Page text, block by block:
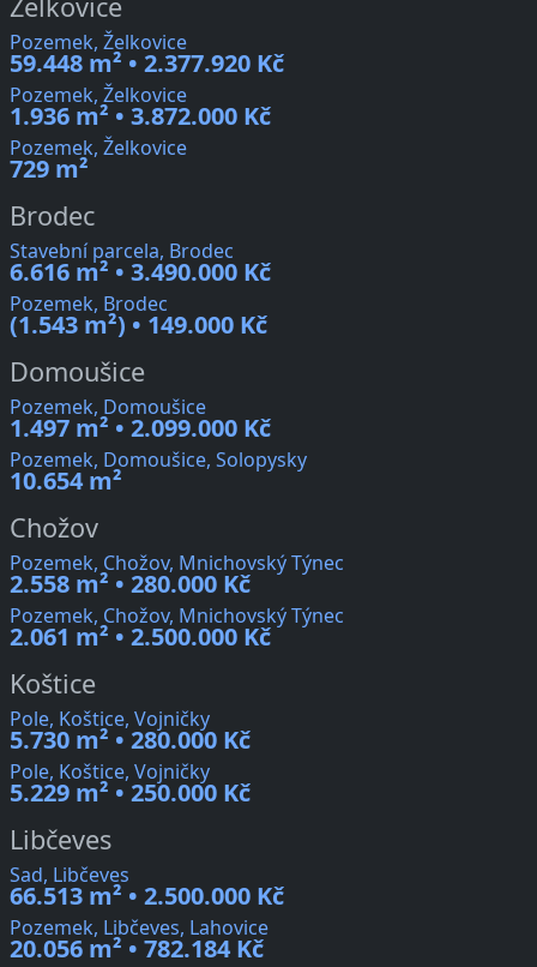
Pozemek, Želkovice
59.448 m² • 2.377.920 Kč
Pozemek, Želkovice
1.936 m² • 3.872.000 Kč
Pozemek, Želkovice
729 m²
Brodec
Stavební parcela, Brodec
6.616 m² • 3.490.000 Kč
Pozemek, Brodec
(1.543 m²) • 149.000 Kč
Domoušice
Pozemek, Domoušice
1.497 m² • 2.099.000 Kč
Pozemek, Domoušice, Solopysky
10.654 m²
Chožov
Pozemek, Chožov, Mnichovský Týnec
2.558 m² • 280.000 Kč
Pozemek, Chožov, Mnichovský Týnec
2.061 m² • 2.500.000 Kč
Koštice
Pole, Koštice, Vojničky
5.730 m² • 280.000 Kč
Pole, Koštice, Vojničky
5.229 m² • 250.000 Kč
Libčeves
Sad, Libčeves
66.513 m² • 2.500.000 Kč
Pozemek, Libčeves, Lahovice
20.056 m² • 782.184 Kč